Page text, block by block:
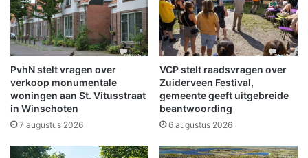
t
v
e
h
a
a
l
v
n
h
o
c
e
y
b
i
j
C
PvhN stelt vragen over
verkoop monumentale
woningen aan St. Vitusstraat
in Winschoten
7 augustus 2026
VCP stelt raadsvragen over
Zuiderveen Festival,
gemeente geeft uitgebreide
beantwoording
6 augustus 2026